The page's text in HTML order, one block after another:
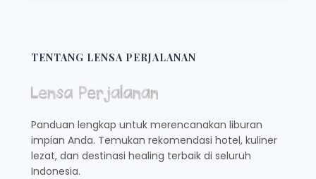
WAJIB
COBA
TENTANG LENSA PERJALANAN
Panduan lengkap untuk merencanakan liburan
impian Anda. Temukan rekomendasi hotel, kuliner
lezat, dan destinasi healing terbaik di seluruh
Indonesia.